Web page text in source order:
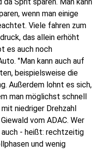
wenn man einige
Viele fahren zum
das allein erhöht
es auch noch
"Man kann auch auf
beispielsweise die
Außerdem lohnt es sich,
man möglichst schnell
niedriger Drehzahl
vom ADAC. Wer
- heißt: rechtzeitig
und wenig